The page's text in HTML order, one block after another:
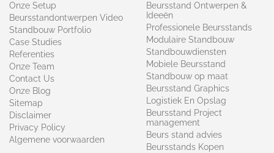
Onze Setup
Beursstandontwerpen Video
Standbouw Portfolio
Case Studies
Referenties
Onze Team
Contact Us
Onze Blog
Sitemap
Disclaimer
Privacy Policy
Algemene voorwaarden
Beursstand Ontwerpen &
Ideeën
Professionele Beursstands
Modulaire Standbouw
Standbouwdiensten
Mobiele Beursstand
Standbouw op maat​
Beursstand Graphics
Logistiek En Opslag
Beursstand Project
management
Beurs stand advies
Beursstands Kopen